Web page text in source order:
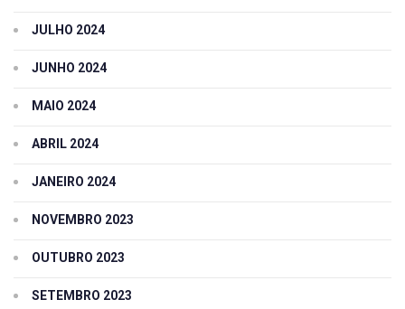
JULHO 2024
JUNHO 2024
MAIO 2024
ABRIL 2024
JANEIRO 2024
NOVEMBRO 2023
OUTUBRO 2023
SETEMBRO 2023